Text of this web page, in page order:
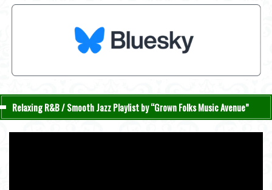
Relaxing R&B / Smooth Jazz Playlist by “Grown Folks Music Avenue”